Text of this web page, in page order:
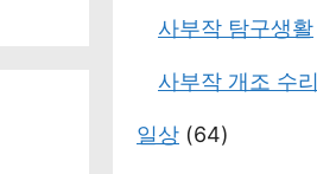
사부작 탐구생활
사부작 개조 수리
일상 (64)